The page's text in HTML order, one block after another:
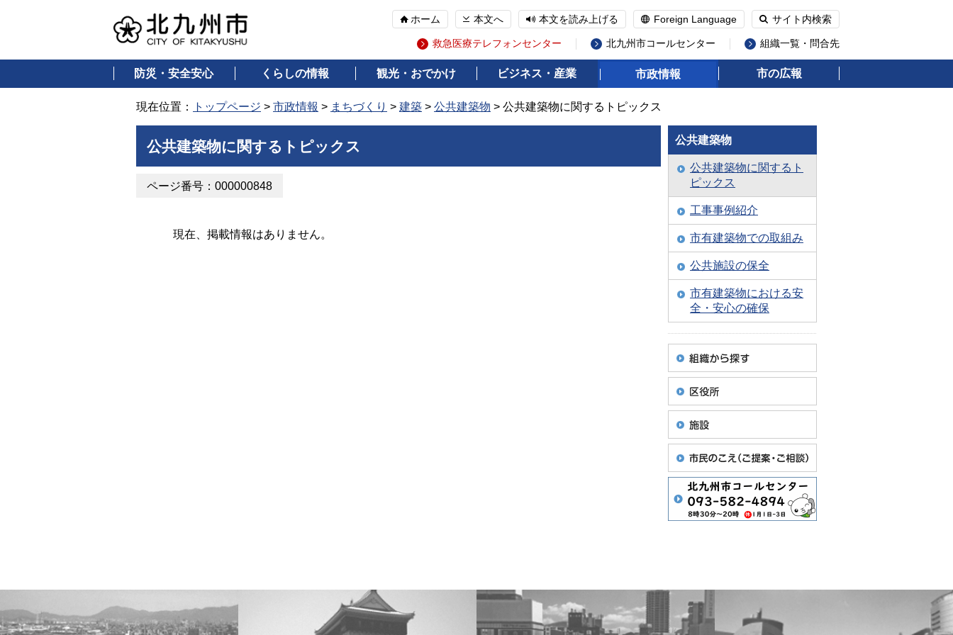
ホーム 本文へ 本文を読み上げる Foreign Language サイト内検索
救急医療テレフォンセンター 北九州市コールセンター 組織一覧・問合先
防災・安全安心 くらしの情報 観光・おでかけ ビジネス・産業 市政情報 市の広報
現在位置： トップページ > 市政情報 > まちづくり > 建築 > 公共建築物 > 公共建築物に関するトピックス
公共建築物に関するトピックス
ページ番号：000000848
現在、掲載情報はありません。
公共建築物
公共建築物に関するト
ピックス
工事事例紹介
市有建築物での取組み
公共施設の保全
市有建築物における安
全・安心の確保